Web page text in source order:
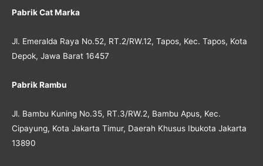
Pabrik Cat Marka
Jl. Emeralda Raya No.52, RT.2/RW.12, Tapos, Kec. Tapos, Kota
Depok, Jawa Barat 16457
Pabrik Rambu
Jl. Bambu Kuning No.35, RT.3/RW.2, Bambu Apus, Kec.
Cipayung, Kota Jakarta Timur, Daerah Khusus Ibukota Jakarta
13890